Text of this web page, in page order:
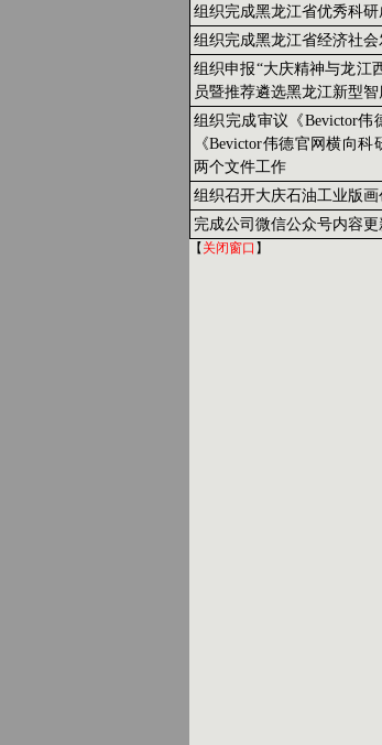
组织完成黑龙江省优秀科研
组织完成黑龙江省经济社
组织申报“大庆精神与龙江
员暨推荐遴选黑龙江新型
组织完成审议《Bevictor伟
《Bevictor伟德官网横向
两个文件工作
组织召开大庆石油工业版
完成公司微信公众号内容
【 关闭窗口 】